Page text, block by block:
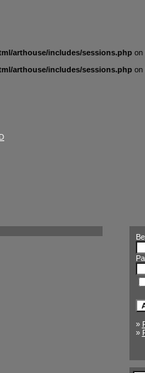
arthouse/includes/sessions.php on
arthouse/includes/sessions.php on
»
»